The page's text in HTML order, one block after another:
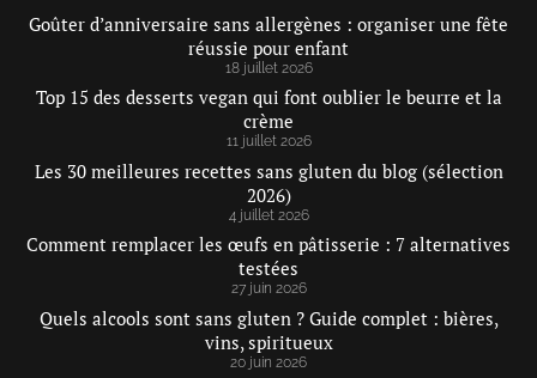
Goûter d’anniversaire sans allergènes : organiser une fête
réussie pour enfant
18 juillet 2026
Top 15 des desserts vegan qui font oublier le beurre et la
crème
11 juillet 2026
Les 30 meilleures recettes sans gluten du blog (sélection
2026)
4 juillet 2026
Comment remplacer les œufs en pâtisserie : 7 alternatives
testées
27 juin 2026
Quels alcools sont sans gluten ? Guide complet : bières,
vins, spiritueux
20 juin 2026